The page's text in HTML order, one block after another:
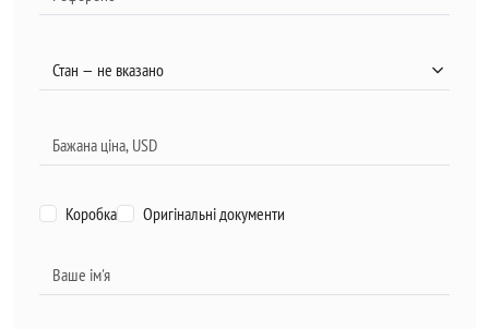
Коробка Оригінальні документи